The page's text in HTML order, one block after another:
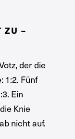
ZU –
der die
1:2. Fünf
Ein
Knie
nicht auf.